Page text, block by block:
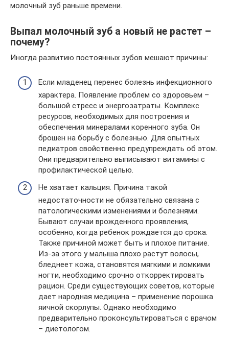
молочный зуб раньше времени.
Выпал молочный зуб а новый не растет –
почему?
Иногда развитию постоянных зубов мешают причины:
Если младенец перенес болезнь инфекционного
характера. Появление проблем со здоровьем –
большой стресс и энергозатраты. Комплекс
ресурсов, необходимых для построения и
обеспечения минералами коренного зуба. Он
брошен на борьбу с болезнью. Для опытных
педиатров свойственно предупреждать об этом.
Они предварительно выписывают витамины с
профилактической целью.
Не хватает кальция. Причина такой
недостаточности не обязательно связана с
патологическими изменениями и болезнями.
Бывают случаи врожденного проявления,
особенно, когда ребенок рождается до срока.
Также причиной может быть и плохое питание.
Из-за этого у малыша плохо растут волосы,
бледнеет кожа, становятся мягкими и ломкими
ногти, необходимо срочно откорректировать
рацион. Среди существующих советов, которые
дает народная медицина – применение порошка
яичной скорлупы. Однако необходимо
предварительно проконсультироваться с врачом
– диетологом.